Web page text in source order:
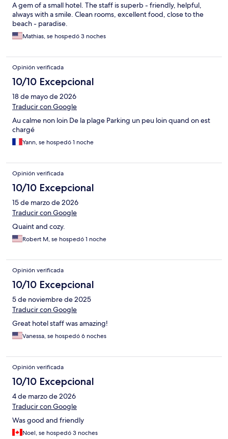
A gem of a small hotel. The staff is superb - friendly, helpful,
always with a smile. Clean rooms, excellent food, close to the
beach - paradise.
Mathias, se hospedó 3 noches
Opinión verificada
10/10 Excepcional
18 de mayo de 2026
Traducir con Google
Au calme non loin De la plage Parking un peu loin quand on est
chargé
Yann, se hospedó 1 noche
Opinión verificada
10/10 Excepcional
15 de marzo de 2026
Traducir con Google
Quaint and cozy.
Robert M, se hospedó 1 noche
Opinión verificada
10/10 Excepcional
5 de noviembre de 2025
Traducir con Google
Great hotel staff was amazing!
Vanessa, se hospedó 6 noches
Opinión verificada
10/10 Excepcional
4 de marzo de 2026
Traducir con Google
Was good and friendly
Noel, se hospedó 3 noches